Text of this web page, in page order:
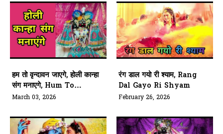
हम तो वृन्दावन जाएगे, होली कान्हा
संग मनाएगे, Hum To
Vrindavan Jayege, Holi
March 03, 2026
रंग डाल गयो री श्याम, Rang
Dal Gayo Ri Shyam
February 26, 2026